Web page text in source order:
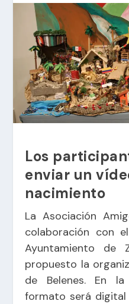
Los
enviar un
nacimiento
La Asociación
colaboración con
Ayuntamiento de
propuesto la
de Belenes. En
formato será